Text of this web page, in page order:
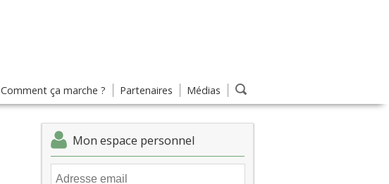
Comment ça marche ? Partenaires Médias
Mon espace personnel